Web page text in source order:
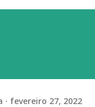
fevereiro 27, 2022